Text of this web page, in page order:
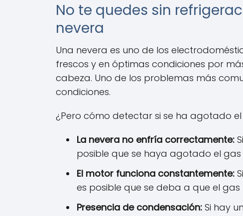
No te quedes sin
nevera
Una nevera es uno de los
frescos y en óptimas condiciones por
cabeza. Uno de los problemas más
condiciones.
¿Pero cómo detectar si se ha agotado
La nevera no enfría correctamente:
posible que se haya agotado el
El motor funciona constantemente:
es posible que se deba a que el
Presencia de condensación: Si hay